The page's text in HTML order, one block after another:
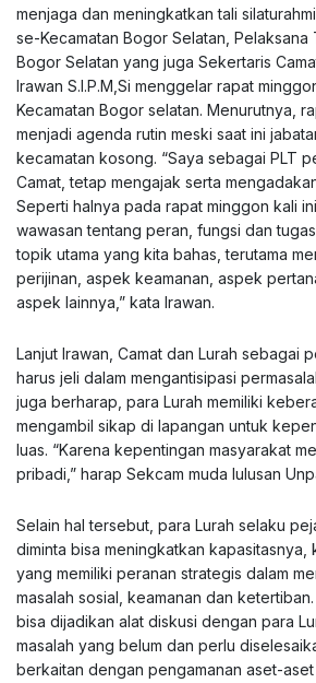
menjaga dan meningkatkan tali
se-Kecamatan Bogor Selatan, Pelaksana
Bogor Selatan yang juga Sekertaris
Irawan S.I.P.M,Si menggelar rapat
Kecamatan Bogor selatan. Menurutnya,
menjadi agenda rutin meski saat ini
kecamatan kosong. “Saya sebagai PLT
Camat, tetap mengajak serta
Seperti halnya pada rapat minggon kali
wawasan tentang peran, fungsi dan
topik utama yang kita bahas, terutama
perijinan, aspek keamanan, aspek
aspek lainnya,” kata Irawan.
Lanjut Irawan, Camat dan Lurah sebagai
harus jeli dalam mengantisipasi
juga berharap, para Lurah memiliki
mengambil sikap di lapangan untuk
luas. “Karena kepentingan masyarakat
pribadi,” harap Sekcam muda lulusan
Selain hal tersebut, para Lurah selaku
diminta bisa meningkatkan kapasitasnya,
yang memiliki peranan strategis dalam
masalah sosial, keamanan dan
bisa dijadikan alat diskusi dengan para
masalah yang belum dan perlu
berkaitan dengan pengamanan aset-